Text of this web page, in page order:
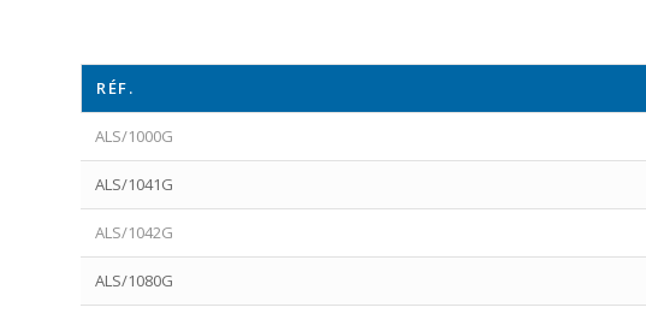
RÉF.
ALS/1000G
ALS/1041G
ALS/1042G
ALS/1080G